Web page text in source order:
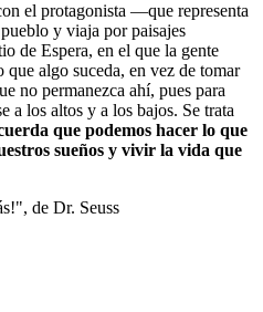
el protagonista —que representa
y viaja por paisajes
de Espera, en el que la gente
que algo suceda, en vez de tomar
no permanezca ahí, pues para
a los altos y a los bajos. Se trata
que podemos hacer lo que
sueños y vivir la vida que